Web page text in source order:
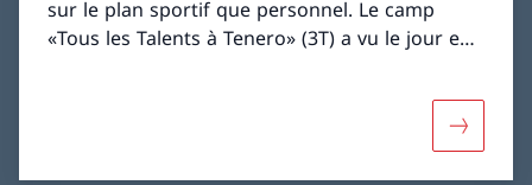
sur le plan sportif que personnel. Le camp
«Tous les Talents à Tenero» (3T) a vu le jour en